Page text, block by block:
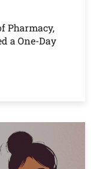
Pharmacy,
a One-Day